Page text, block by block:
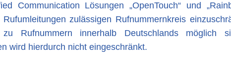
Communication Lösungen „OpenTouch“ und
zulässigen Rufnummernkreis
Rufnummern innerhalb Deutschlands
wird hierdurch nicht eingeschränkt.